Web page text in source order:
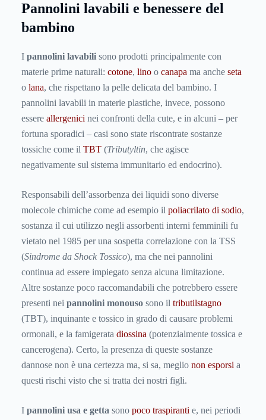
Pannolini lavabili e benessere del
bambino
I pannolini lavabili sono prodotti principalmente con
materie prime naturali: cotone, lino o canapa ma anche seta
o lana, che rispettano la pelle delicata del bambino. I
pannolini lavabili in materie plastiche, invece, possono
essere allergenici nei confronti della cute, e in alcuni – per
fortuna sporadici – casi sono state riscontrate sostanze
tossiche come il TBT (Tributyltin, che agisce
negativamente sul sistema immunitario ed endocrino).
Responsabili dell’assorbenza dei liquidi sono diverse
molecole chimiche come ad esempio il poliacrilato di sodio,
sostanza il cui utilizzo negli assorbenti interni femminili fu
vietato nel 1985 per una sospetta correlazione con la TSS
(Sindrome da Shock Tossico), ma che nei pannolini
continua ad essere impiegato senza alcuna limitazione.
Altre sostanze poco raccomandabili che potrebbero essere
presenti nei pannolini monouso sono il tributilstagno
(TBT), inquinante e tossico in grado di causare problemi
ormonali, e la famigerata diossina (potenzialmente tossica e
cancerogena). Certo, la presenza di queste sostanze
dannose non è una certezza ma, si sa, meglio non esporsi a
questi rischi visto che si tratta dei nostri figli.
I pannolini usa e getta sono poco traspiranti e, nei periodi